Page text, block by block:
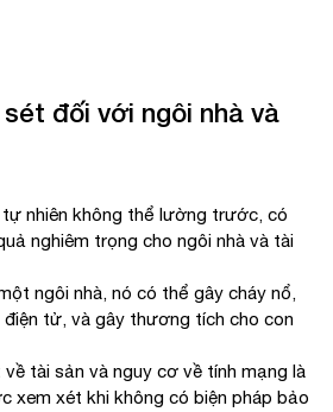
đối với ngôi nhà và
nhiên không thể lường trước, có
nghiêm trọng cho ngôi nhà và tài
ngôi nhà, nó có thể gây cháy nổ,
điện tử, và gây thương tích cho con
tài sản và nguy cơ về tính mạng là
xem xét khi không có biện pháp bảo